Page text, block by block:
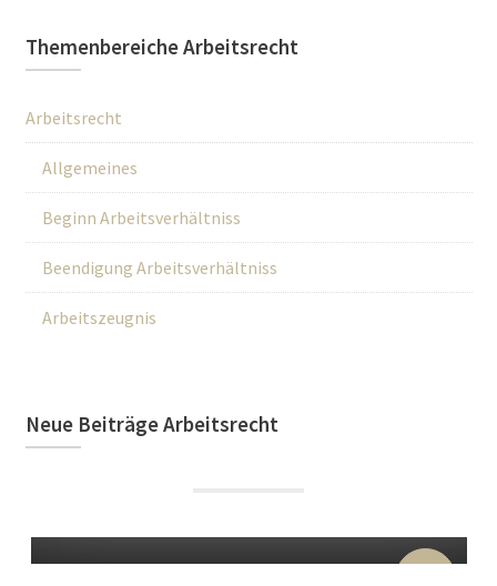
Themenbereiche Arbeitsrecht
Arbeitsrecht
Allgemeines
Beginn Arbeitsverhältniss
Beendigung Arbeitsverhältniss
Arbeitszeugnis
Neue Beiträge Arbeitsrecht
22